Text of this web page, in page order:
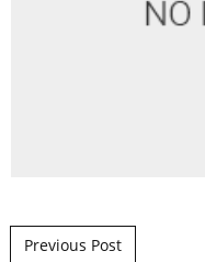
Post navigation
Previous Post